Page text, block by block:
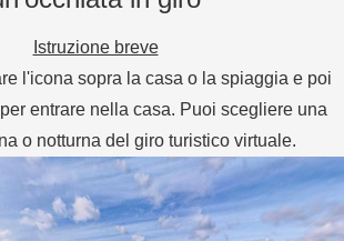
Istruzione breve
l'icona sopra la casa o la spiaggia e poi
entrare nella casa. Puoi scegliere una
o notturna del giro turistico virtuale.